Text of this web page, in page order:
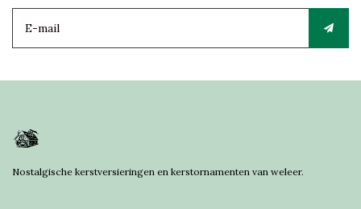
Nostalgische kerstversieringen en kerstornamenten van weleer.